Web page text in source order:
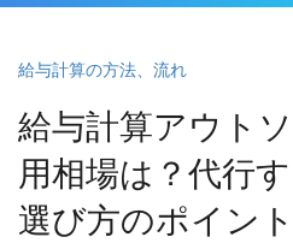
給与計算の方法、流れ
給与計算アウト
用相場は？代行
選び方のポイント